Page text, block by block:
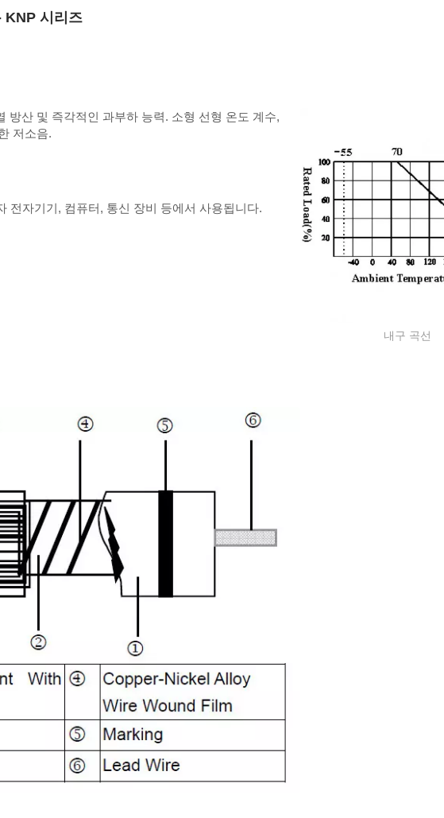
KNP 시리즈
내구 곡선
방산 및 즉각적인 과부하 능력. 소형 선형 온도 계수,
저소음.
전자기기, 컴퓨터, 통신 장비 등에서 사용됩니다.